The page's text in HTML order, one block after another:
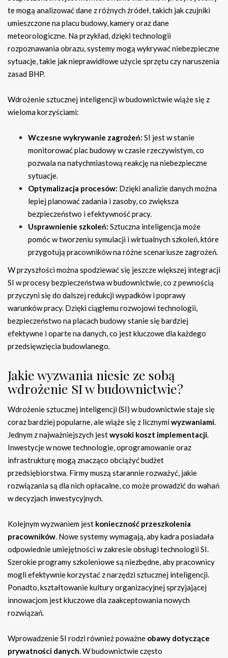
te mogą analizować dane z różnych źródeł, takich jak czujniki
umieszczone na placu budowy, kamery oraz dane
meteorologiczne. Na przykład, dzięki technologii
rozpoznawania obrazu, systemy mogą wykrywać niebezpieczne
sytuacje, takie jak nieprawidłowe użycie sprzętu czy naruszenia
zasad BHP.
Wdrożenie sztucznej inteligencji w budownictwie wiąże się z
wieloma korzyściami:
Wczesne wykrywanie zagrożeń: SI jest w stanie
monitorować plac budowy w czasie rzeczywistym, co
pozwala na natychmiastową reakcję na niebezpieczne
sytuacje.
Optymalizacja procesów: Dzięki analizie danych można
lepiej planować zadania i zasoby, co zwiększa
bezpieczeństwo i efektywność pracy.
Usprawnienie szkoleń: Sztuczna inteligencja może
pomóc w tworzeniu symulacji i wirtualnych szkoleń, które
przygotują pracowników na różne scenariusze zagrożeń.
W przyszłości można spodziewać się jeszcze większej integracji
SI w procesy bezpieczeństwa w budownictwie, co z pewnością
przyczyni się do dalszej redukcji wypadków i poprawy
warunków pracy. Dzięki ciągłemu rozwojowi technologii,
bezpieczeństwo na placach budowy stanie się bardziej
efektywne i oparte na danych, co jest kluczowe dla każdego
przedsięwzięcia budowlanego.
Jakie wyzwania niesie ze sobą
wdrożenie SI w budownictwie?
Wdrożenie sztucznej inteligencji (SI) w budownictwie staje się
coraz bardziej popularne, ale wiąże się z licznymiwyzwaniami.
Jednym z najważniejszych jestwysoki koszt implementacji.
Inwestycje w nowe technologie, oprogramowanie oraz
infrastrukturę mogą znacząco obciążyć budżet
przedsiębiorstwa. Firmy muszą starannie rozważyć, jakie
rozwiązania są dla nich opłacalne, co może prowadzić do wahań
w decyzjach inwestycyjnych.
Kolejnym wyzwaniem jest konieczność przeszkolenia
pracowników. Nowe systemy wymagają, aby kadra posiadała
odpowiednie umiejętności w zakresie obsługi technologii SI.
Szerokie programy szkoleniowe są niezbędne, aby pracownicy
mogli efektywnie korzystać z narzędzi sztucznej inteligencji.
Ponadto, kształtowanie kultury organizacyjnej sprzyjającej
innowacjom jest kluczowe dla zaakceptowania nowych
rozwiązań.
Wprowadzenie SI rodzi również poważne obawy dotyczące
prywatności danych. W budownictwie często